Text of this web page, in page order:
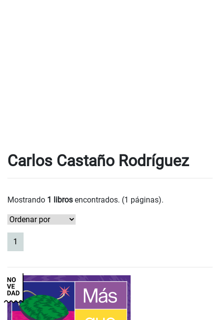
Carlos Castaño Rodríguez
Mostrando 1 libros encontrados. (1 páginas).
1